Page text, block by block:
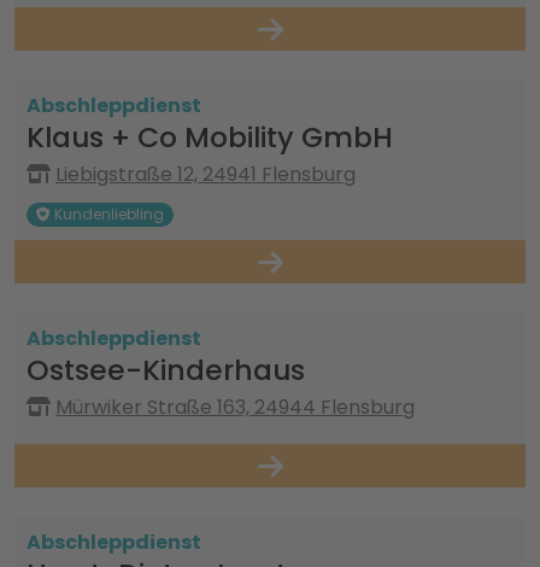
Abschleppdienst
Klaus + Co Mobility GmbH
Liebigstraße 12, 24941 Flensburg
Kundenliebling
Abschleppdienst
Ostsee-Kinderhaus
Mürwiker Straße 163, 24944 Flensburg
Abschleppdienst